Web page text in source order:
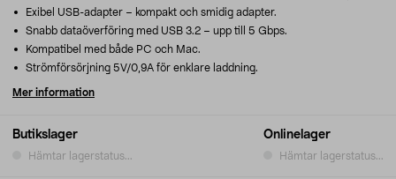
Butikslager
Hämtar lagerstatus...
Onlinelager
Hämtar lagerstatus...
Exibel USB-adapter – kompakt och smidig adapter.
Snabb dataöverföring med USB 3.2 – upp till 5 Gbps.
Kompatibel med både PC och Mac.
Strömförsörjning 5V/0,9A för enklare laddning.
Mer information